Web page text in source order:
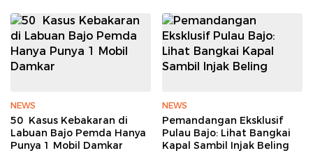
NEWS
50 Kasus Kebakaran di
Labuan Bajo Pemda Hanya
Punya 1 Mobil Damkar
NEWS
Pemandangan Eksklusif
Pulau Bajo: Lihat Bangkai
Kapal Sambil Injak Beling